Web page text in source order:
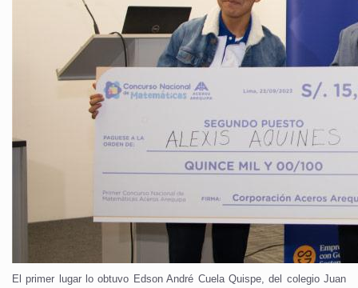
El primer lugar lo obtuvo Edson André Cuela Quispe, del colegio Juan